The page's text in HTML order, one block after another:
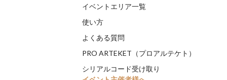
イベントエリア一覧
使い方
よくある質問
PRO ARTEKET（プロアルテケト）
シリアルコード受け取り